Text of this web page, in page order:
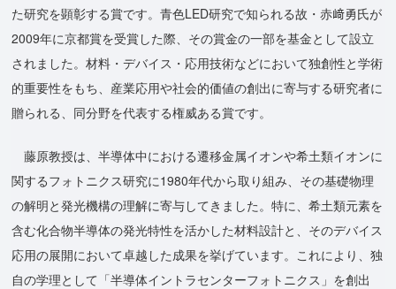
た研究を顕彰する賞です。青色LED研究で知られる故・赤﨑勇氏が
2009年に京都賞を受賞した際、その賞金の一部を基金として設立
されました。材料・デバイス・応用技術などにおいて独創性と学術
的重要性をもち、産業応用や社会的価値の創出に寄与する研究者に
贈られる、同分野を代表する権威ある賞です。
藤原教授は、半導体中における遷移金属イオンや希土類イオンに
関するフォトニクス研究に1980年代から取り組み、その基礎物理
の解明と発光機構の理解に寄与してきました。特に、希土類元素を
含む化合物半導体の発光特性を活かした材料設計と、そのデバイス
応用の展開において卓越した成果を挙げています。これにより、独
自の学理として「半導体イントラセンターフォトニクス」を創出